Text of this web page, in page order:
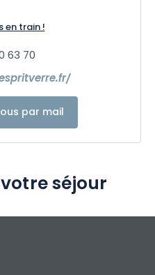
en train !
63 70
par mail
séjour